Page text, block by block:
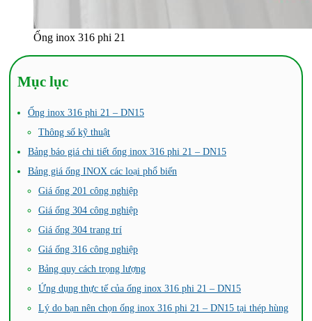
Ống inox 316 phi 21
Mục lục
Ống inox 316 phi 21 – DN15
Thông số kỹ thuật
Bảng báo giá chi tiết ống inox 316 phi 21 – DN15
Bảng giá ống INOX các loại phổ biến
Giá ống 201 công nghiệp
Giá ống 304 công nghiệp
Giá ống 304 trang trí
Giá ống 316 công nghiệp
Bảng quy cách trọng lượng
Ứng dụng thực tế của ống inox 316 phi 21 – DN15
Lý do bạn nên chọn ống inox 316 phi 21 – DN15 tại thép hùng